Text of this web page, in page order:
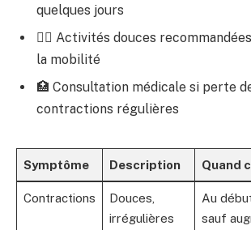
quelques jours
🚶‍♀️ Activités douces
la mobilité
🏥 Consultation médicale si perte
contractions régulières
Symptôme Description Quand
Contractions
Douces,
irrégulières
Au
sauf